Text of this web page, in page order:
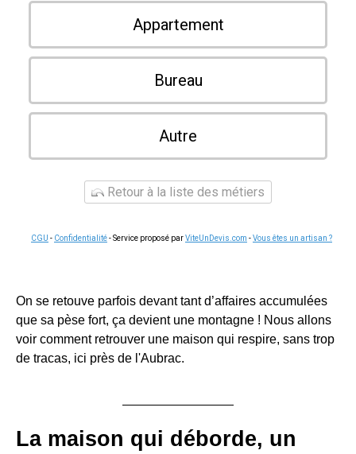
Appartement
Bureau
Autre
Retour à la liste des métiers
CGU - Confidentialité- Service proposé parViteUnDevis.com -Vous êtes un artisan ?
On se retouve parfois devant tant d’affaires accumulées
que sa pèse fort, ça devient une montagne ! Nous allons
voir comment retrouver une maison qui respire, sans trop
de tracas, ici près de l'Aubrac.
La maison qui déborde, un